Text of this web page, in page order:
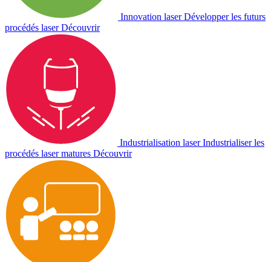
Innovation laser Développer les futurs
procédés laser Découvrir
Industrialisation laser Industrialiser les
procédés laser matures Découvrir